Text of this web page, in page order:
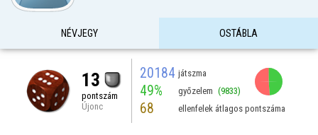
NÉVJEGY OSTÁBLA
13
pontszám
Újonc
20184 játszma
49% győzelem (9833)
68 ellenfelek átlagos pontszáma